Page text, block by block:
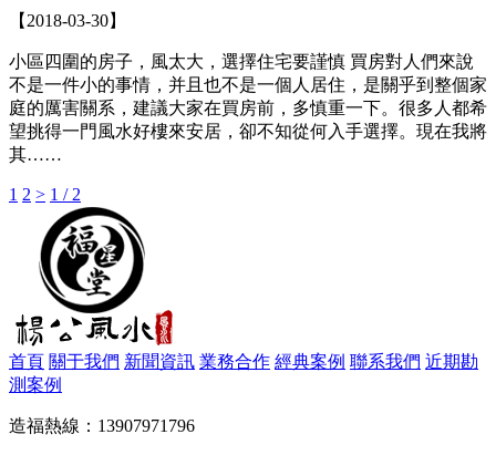
【2018-03-30】
小區四圍的房子，風太大，選擇住宅要謹慎 買房對人們來說
不是一件小的事情，并且也不是一個人居住，是關乎到整個家
庭的厲害關系，建議大家在買房前，多慎重一下。很多人都希
望挑得一門風水好樓來安居，卻不知從何入手選擇。現在我將
其……
1 2 > 1 / 2
首頁 關于我們 新聞資訊 業務合作 經典案例 聯系我們 近期勘
測案例
造福熱線：13907971796